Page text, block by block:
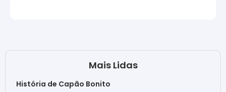
Mais Lidas
História de Capão Bonito